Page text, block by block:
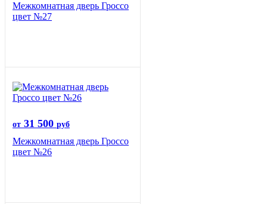
Межкомнатная дверь Гроссо
цвет №27
от 31 500 руб
Межкомнатная дверь Гроссо
цвет №26